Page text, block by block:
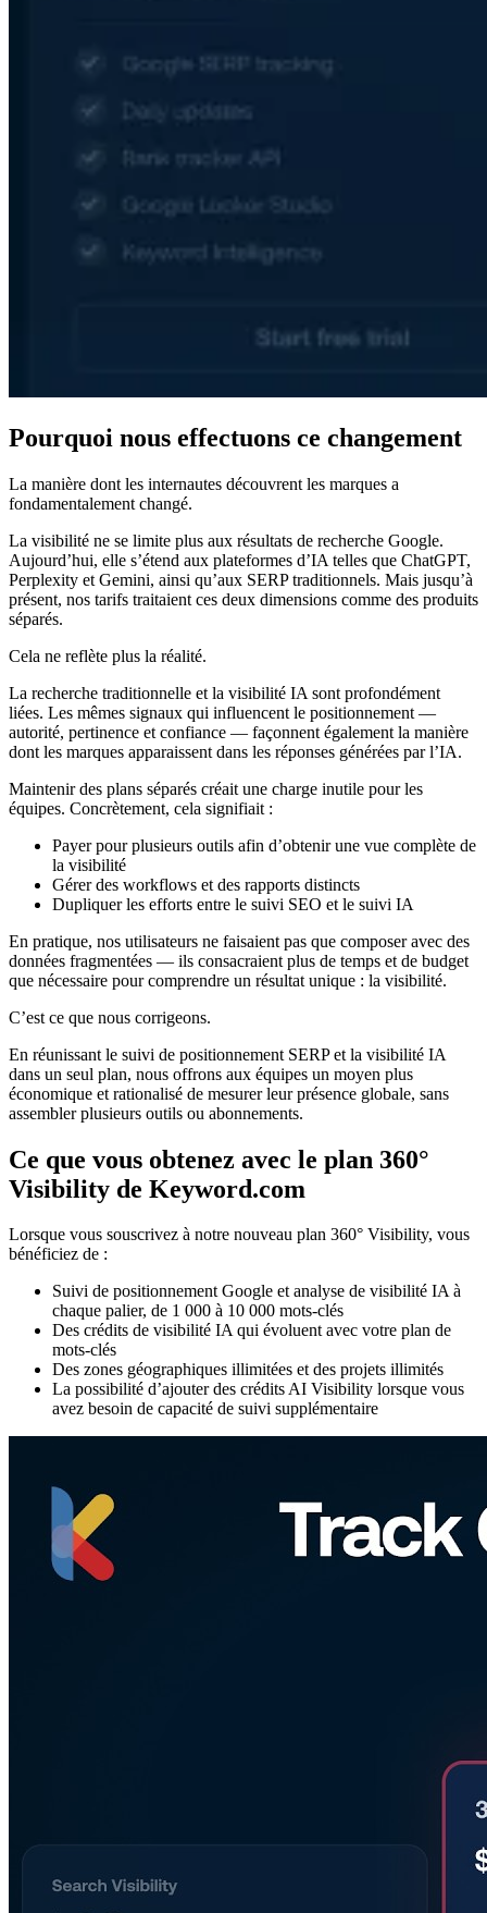
Pourquoi nous effectuons ce changement
La manière dont les internautes découvrent les marques a
fondamentalement changé.
La visibilité ne se limite plus aux résultats de recherche Google.
Aujourd’hui, elle s’étend aux plateformes d’IA telles que ChatGPT,
Perplexity et Gemini, ainsi qu’aux SERP traditionnels. Mais jusqu’à
présent, nos tarifs traitaient ces deux dimensions comme des produits
séparés.
Cela ne reflète plus la réalité.
La recherche traditionnelle et la visibilité IA sont profondément
liées. Les mêmes signaux qui influencent le positionnement —
autorité, pertinence et confiance — façonnent également la manière
dont les marques apparaissent dans les réponses générées par l’IA.
Maintenir des plans séparés créait une charge inutile pour les
équipes. Concrètement, cela signifiait :
Payer pour plusieurs outils afin d’obtenir une vue complète de
la visibilité
Gérer des workflows et des rapports distincts
Dupliquer les efforts entre le suivi SEO et le suivi IA
En pratique, nos utilisateurs ne faisaient pas que composer avec des
données fragmentées — ils consacraient plus de temps et de budget
que nécessaire pour comprendre un résultat unique : la visibilité.
C’est ce que nous corrigeons.
En réunissant le suivi de positionnement SERP et la visibilité IA
dans un seul plan, nous offrons aux équipes un moyen plus
économique et rationalisé de mesurer leur présence globale, sans
assembler plusieurs outils ou abonnements.
Ce que vous obtenez avec le plan 360°
Visibility de Keyword.com
Lorsque vous souscrivez à notre nouveau plan 360° Visibility, vous
bénéficiez de :
Suivi de positionnement Google et analyse de visibilité IA à
chaque palier, de 1 000 à 10 000 mots-clés
Des crédits de visibilité IA qui évoluent avec votre plan de
mots-clés
Des zones géographiques illimitées et des projets illimités
La possibilité d’ajouter des crédits AI Visibility lorsque vous
avez besoin de capacité de suivi supplémentaire